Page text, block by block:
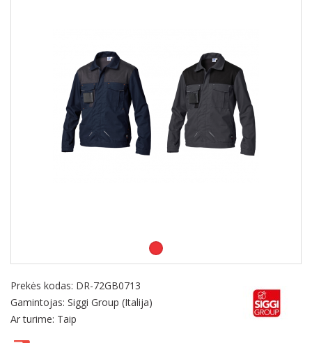
Prekės kodas: DR-72GB0713
Gamintojas: Siggi Group (Italija)
Ar turime: Taip